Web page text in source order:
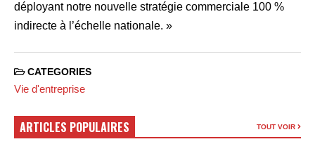
déployant notre nouvelle stratégie commerciale 100 %
indirecte à l’échelle nationale. »
CATEGORIES
Vie d'entreprise
ARTICLES POPULAIRES TOUT VOIR